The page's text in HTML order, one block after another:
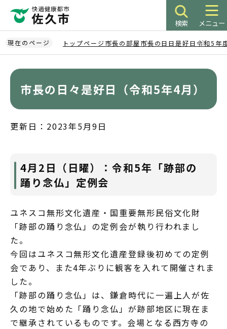
ペ
ー
ジ
検索 メニュー
現在のページ トップページ 市長の部屋 市長の日日是好日令和5年
市長の日々是好日（令和5年4月）
更新日：2023年5月9日
4月2日（日曜）：令和5年「跡部の
踊り念仏」定例会
ユネスコ無形文化遺産・国重要無形民俗文化財
「跡部の踊り念仏」の定例会が執り行われまし
た。
今回はユネスコ無形文化遺産登録後初めての定例
会であり、また4年ぶりに観客を入れて開催されま
した。
「跡部の踊り念仏」は、鎌倉時代に一遍上人が佐
久の地で始めた「踊り念仏」が跡部地区に現在ま
で継承されているものです。会場となる西方寺の